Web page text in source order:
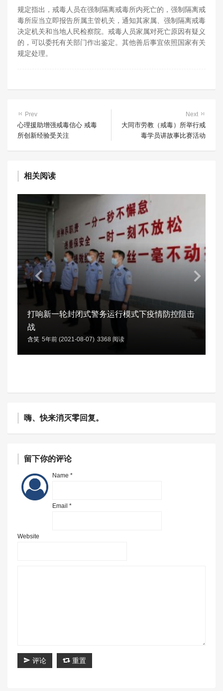
规定指出，戒毒人员在强制隔离戒毒所内死亡的，强制隔离戒
毒所应当立即报告所属主管机关，通知其家属、强制隔离戒毒
决定机关和当地人民检察院。戒毒人员家属对死亡原因有疑义
的，可以委托有关部门作出鉴定。其他善后事宜依照国家有关
规定处理。
Prev
心理援助增强戒毒信心 戒毒
所创新经验受关注
Next
大同市劳教（戒毒）所举行戒
毒学员讲故事比赛活动
相关阅读
打响新一轮封闭式警务运行模式下疫情防控阻击
战
含笑 5年前 (2021-08-07) 3368 阅读
嗨、快来消灭零回复。
留下你的评论
Name *
Email *
Website
评论 重置